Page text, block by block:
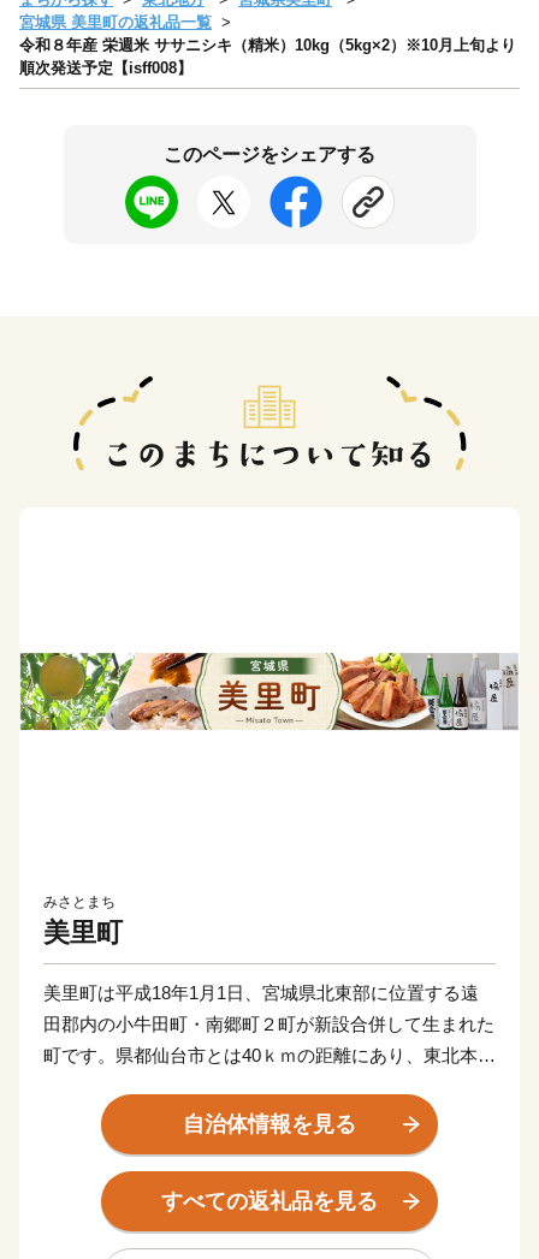
宮城県 美里町の返礼品一覧
令和８年産 栄週米 ササニシキ（精米）10kg（5kg×2）※10月上旬より
順次発送予定【isff008】
このページをシェアする
みさとまち
美里町
美里町は平成18年1月1日、宮城県北東部に位置する遠
田郡内の小牛田町・南郷町２町が新設合併して生まれた
町です。県都仙台市とは40ｋｍの距離にあり、東北本
ます。２本の国道も走り、交通アクセスのよさから、仙
台市・石巻市・大崎市の通勤圏として定住する皆さんも
多く、宅地開発も盛んです。
気候は太平洋側気候で、冬季の降水量が少なく、降雪期
自治体情報を見る
すべての返礼品を見る